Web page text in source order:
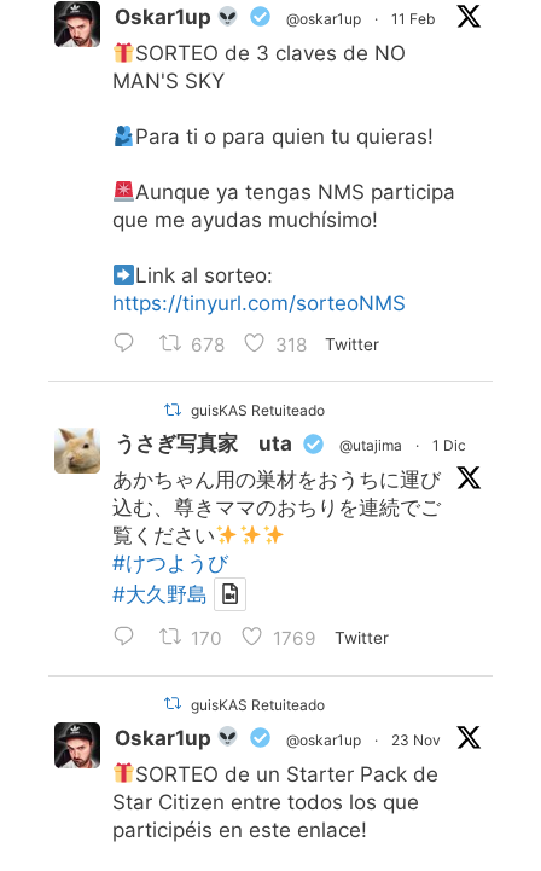
Oskar1up @oskar1up · 11 Feb
SORTEO de 3 claves de NO
MAN'S SKY
Para ti o para quien tu quieras!
Aunque ya tengas NMS participa
que me ayudas muchísimo!
Link al sorteo:
https://tinyurl.com/sorteoNMS
678 318 Twitter
guisKAS Retuiteado
うさぎ写真家 uta @utajima · 1 Dic
あかちゃん用の巣材をおうちに運び
込む、尊きママのおちりを連続でご
覧ください
#けつようび
#大久野島
170 1769 Twitter
guisKAS Retuiteado
Oskar1up @oskar1up · 23 Nov
SORTEO de un Starter Pack de
Star Citizen entre todos los que
participéis en este enlace!